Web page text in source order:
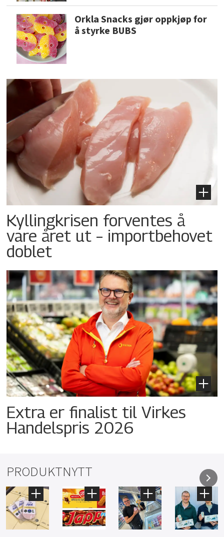
Orkla Snacks gjør oppkjøp for
å styrke BUBS
Kyllingkrisen forventes å
vare året ut – importbehovet
doblet
Extra er finalist til Virkes
Handelspris 2026
PRODUKTNYTT